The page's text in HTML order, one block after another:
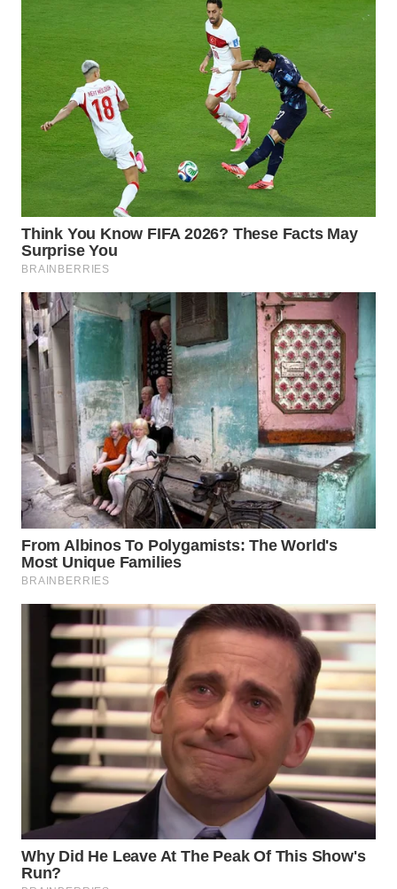
SELATAN
TANJUNG
LESUNG
WN
KARO
SIMALUNGUN
WN
LABUHANBATU
WN
TAPANULI
TENGAH
WN DELI
SERDANG
WN
TEBING
TINGGI
WN
PAKPAK
WN
KARAWANG
WN
BEKASI
WN
BOGOR
WN
DEPOK